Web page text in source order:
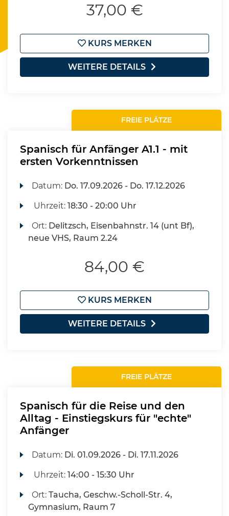
37,00 €
KURS MERKEN
WEITERE DETAILS
FREIE PLÄTZE
Spanisch für Anfänger A1.1 - mit
ersten Vorkenntnissen
Datum: Do. 17.09.2026 - Do. 17.12.2026
Uhrzeit:18:30 - 20:00 Uhr
Ort: Delitzsch, Eisenbahnstr. 14 (unt Bf),
neue VHS, Raum 2.24
84,00 €
KURS MERKEN
WEITERE DETAILS
FREIE PLÄTZE
Spanisch für die Reise und den
Alltag - Einstiegskurs für "echte"
Anfänger
Datum: Di. 01.09.2026 - Di. 17.11.2026
Uhrzeit:14:00 - 15:30 Uhr
Ort:Taucha, Geschw.-Scholl-Str. 4,
Gymnasium, Raum 7